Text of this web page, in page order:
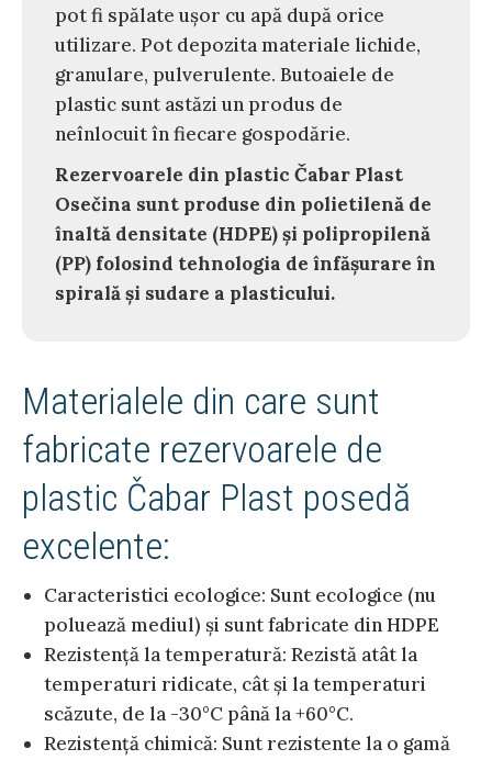
pot fi spălate ușor cu apă după orice
utilizare. Pot depozita materiale lichide,
granulare, pulverulente. Butoaiele de
plastic sunt astăzi un produs de
neînlocuit în fiecare gospodărie.
Rezervoarele din plastic Čabar Plast
Osečina sunt produse din polietilenă de
înaltă densitate (HDPE) și polipropilenă
(PP) folosind tehnologia de înfășurare în
spirală și sudare a plasticului.
Materialele din care sunt
fabricate rezervoarele de
plastic Čabar Plast posedă
excelente:
Caracteristici ecologice: Sunt ecologice (nu
poluează mediul) și sunt fabricate din HDPE
Rezistență la temperatură: Rezistă atât la
temperaturi ridicate, cât și la temperaturi
scăzute, de la -30°C până la +60°C.
Rezistență chimică: Sunt rezistente la o gamă